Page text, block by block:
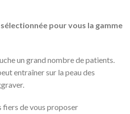
sélectionnée pour vous la gamme
un grand nombre de patients.
entraîner sur la peau des
fiers de vous proposer